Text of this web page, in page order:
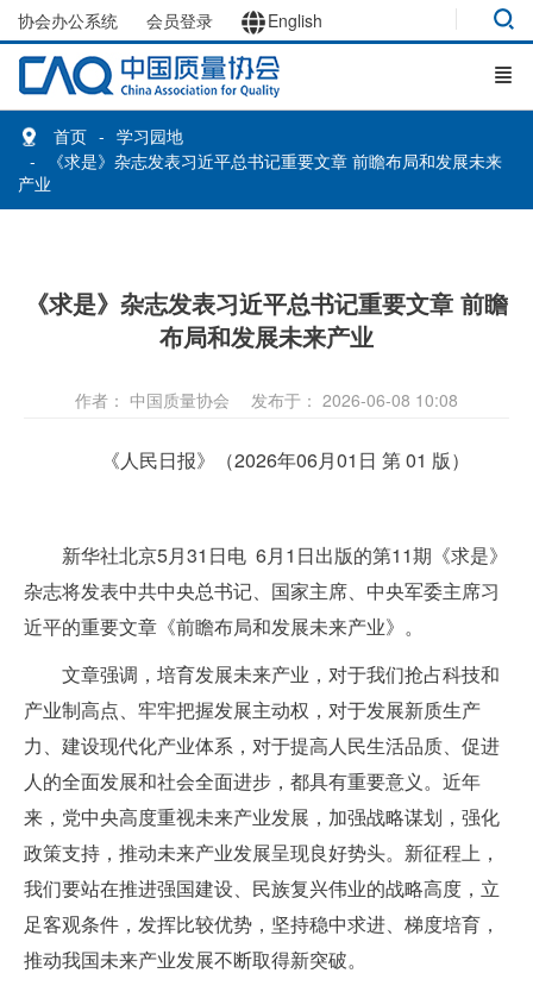
协会办公系统 会员登录 English
首页
学习园地
《求是》杂志发表习近平总书记重要文章 前瞻布局和发展未来
产业
《求是》杂志发表习近平总书记重要文章 前瞻
布局和发展未来产业
作者： 中国质量协会 发布于： 2026-06-08 10:08
《人民日报》（2026年06月01日 第 01 版）
新华社北京5月31日电 6月1日出版的第11期《求是》
杂志将发表中共中央总书记、国家主席、中央军委主席习
近平的重要文章《前瞻布局和发展未来产业》。
文章强调，培育发展未来产业，对于我们抢占科技和
产业制高点、牢牢把握发展主动权，对于发展新质生产
力、建设现代化产业体系，对于提高人民生活品质、促进
人的全面发展和社会全面进步，都具有重要意义。近年
来，党中央高度重视未来产业发展，加强战略谋划，强化
政策支持，推动未来产业发展呈现良好势头。新征程上，
我们要站在推进强国建设、民族复兴伟业的战略高度，立
足客观条件，发挥比较优势，坚持稳中求进、梯度培育，
推动我国未来产业发展不断取得新突破。